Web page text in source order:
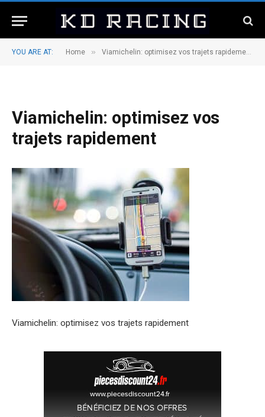
YOU ARE AT: Home » Viamichelin: optimisez vos trajets rapidement
Viamichelin: optimisez vos
trajets rapidement
Viamichelin: optimisez vos trajets rapidement